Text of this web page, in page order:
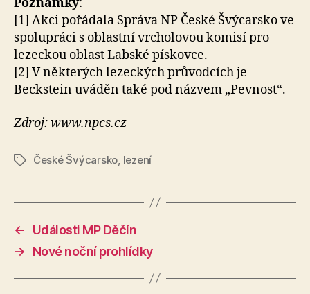
[1] Akci pořádala Správa NP České Švýcarsko ve
spolupráci s oblastní vrcholovou komisí pro
lezeckou oblast Labské pískovce.
[2] V některých lezeckých průvodcích je
Beckstein uváděn také pod názvem „Pevnost“.
Zdroj: www.npcs.cz
ŠtítkyČeské Švýcarsko lezení
←
Události MP Děčín
→
Nové noční prohlídky